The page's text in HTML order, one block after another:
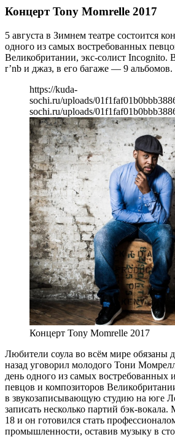
Концерт Tony Momrelle 2017
5 августа в Зимнем театре состоится
одного из самых востребованных
Великобритании, экс-солист Incognito.
r’nb и джаз, в его багаже — 9 альбомов.
https://kuda-
sochi.ru/uploads/
sochi.ru/uploads/
Концерт Tony Momrelle 2017
Любители соула во всём мире обязаны
назад уговорил молодого Тони
день одного из самых востребованных
певцов и композиторов
в звукозаписывающую студию на юге
записать несколько партий бэк-
18 и он готовился стать
промышленности, оставив музыку в